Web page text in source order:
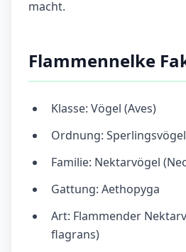
macht.
Flammennelke
Klasse: Vögel (Aves)
Ordnung:
Familie: Nektarvögel
Gattung: Aethopyga
Art: Flammender
flagrans)